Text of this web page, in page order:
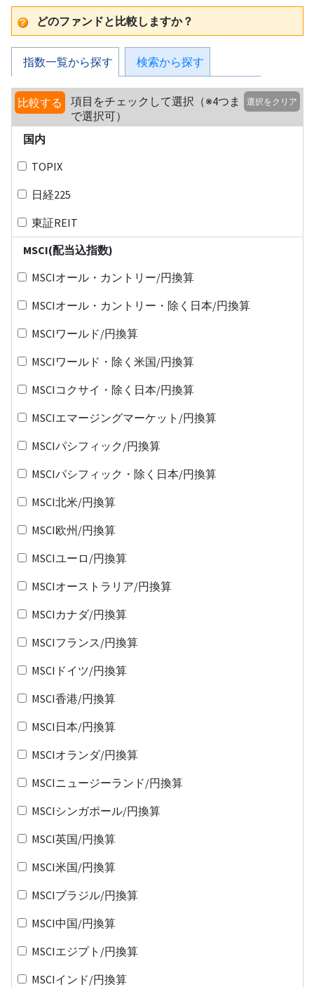
どのファンドと比較しますか？
指数一覧から探す 検索から探す
比較する
項目をチェックして選択（※4つま
で選択可）
選択をクリア
国内
TOPIX
日経225
東証REIT
MSCI(配当込指数)
MSCIオール・カントリー/円換算
MSCIオール・カントリー・除く日本/円換算
MSCIワールド/円換算
MSCIワールド・除く米国/円換算
MSCIコクサイ・除く日本/円換算
MSCIエマージングマーケット/円換算
MSCIパシフィック/円換算
MSCIパシフィック・除く日本/円換算
MSCI北米/円換算
MSCI欧州/円換算
MSCIユーロ/円換算
MSCIオーストラリア/円換算
MSCIカナダ/円換算
MSCIフランス/円換算
MSCIドイツ/円換算
MSCI香港/円換算
MSCI日本/円換算
MSCIオランダ/円換算
MSCIニュージーランド/円換算
MSCIシンガポール/円換算
MSCI英国/円換算
MSCI米国/円換算
MSCIブラジル/円換算
MSCI中国/円換算
MSCIエジプト/円換算
MSCIインド/円換算